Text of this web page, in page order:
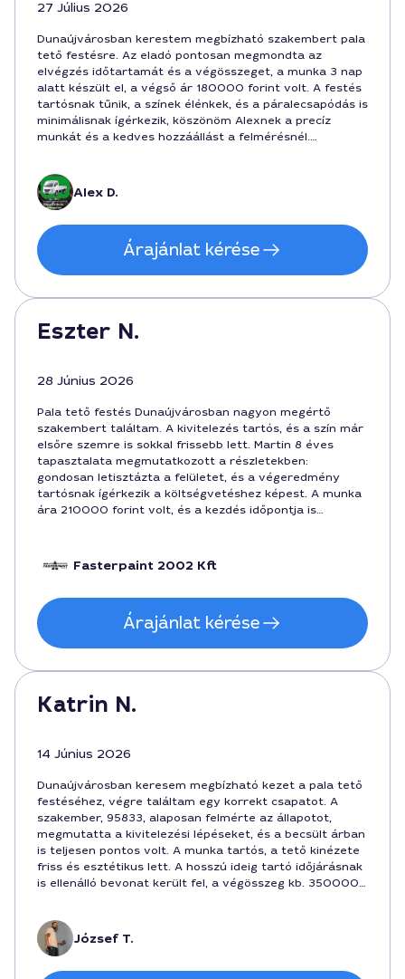
27 Július 2026
Dunaújvárosban kerestem megbízható szakembert pala
tető festésre. Az eladó pontosan megmondta az
elvégzés időtartamát és a végösszeget, a munka 3 nap
alatt készült el, a végső ár 180000 forint volt. A festés
tartósnak tűnik, a színek élénkek, és a páralecsapódás is
minimálisnak ígérkezik, köszönöm Alexnek a precíz
munkát és a kedves hozzáállást a felmérésnél.
Alex D.
Árajánlat kérése
Eszter N.
28 Június 2026
Pala tető festés Dunaújvárosban nagyon megértő
szakembert találtam. A kivitelezés tartós, és a szín már
elsőre szemre is sokkal frissebb lett. Martin 8 éves
tapasztalata megmutatkozott a részletekben:
gondosan letisztázta a felületet, és a végeredmény
tartósnak ígérkezik a költségvetéshez képest. A munka
ára 210000 forint volt, és a kezdés időpontja is
közvetlenséget és a profi hozzáállást.
Fasterpaint 2002 Kft
Árajánlat kérése
Katrin N.
14 Június 2026
Dunaújvárosban keresem megbízható kezet a pala tető
festéséhez, végre találtam egy korrekt csapatot. A
szakember, 95833, alaposan felmérte az állapotot,
megmutatta a kivitelezési lépéseket, és a becsült árban
is teljesen pontos volt. A munka tartós, a tető kinézete
friss és esztétikus lett. A hosszú ideig tartó időjárásnak
is ellenálló bevonat került fel, a végösszeg kb. 350000
József T.